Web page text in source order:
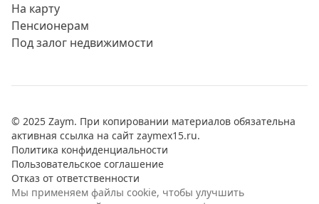
На карту
Пенсионерам
Под залог недвижимости
© 2025 Zaym. При копировании материалов обязательна
активная ссылка на сайт zaymex15.ru.
Политика конфиденциальности
Пользовательское соглашение
Отказ от ответственности
Мы применяем файлы cookie, чтобы улучшить